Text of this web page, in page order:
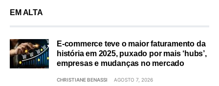
EM ALTA
E-commerce teve o maior faturamento da
história em 2025, puxado por mais ‘hubs’,
empresas e mudanças no mercado
CHRISTIANE BENASSI AGOSTO 7, 2026